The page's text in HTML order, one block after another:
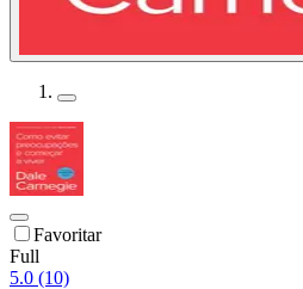
Favoritar
Full
5.0 (10)